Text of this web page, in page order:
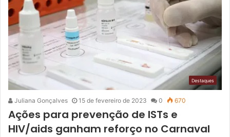
Destaques
Juliana Gonçalves 15 de fevereiro de 2023 0 670
Ações para prevenção de ISTs e
HIV/aids ganham reforço no Carnaval